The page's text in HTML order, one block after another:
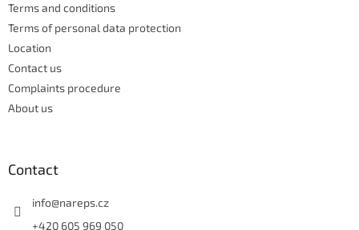
o
Terms and conditions
Terms of personal data protection
Location
Contact us
Complaints procedure
About us
Contact
info@nareps.cz
+420 605 969 050